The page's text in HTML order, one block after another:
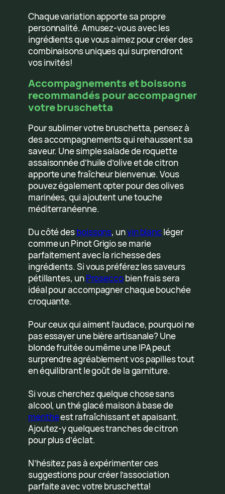
Chaque variation apporte sa propre
personnalité. Amusez-vous avec les
ingrédients que vous aimez pour créer des
combinaisons uniques qui surprendront
vos invités!
Accompagnements et boissons
recommandés pour accompagner
votre bruschetta
Pour sublimer votre bruschetta, pensez à
des accompagnements qui rehaussent sa
saveur. Une simple salade de roquette
assaisonnée d’huile d’olive et de citron
apporte une fraîcheur bienvenue. Vous
pouvez également opter pour des olives
marinées, qui ajoutent une touche
méditerranéenne.
Du côté desboissons, unvin blanc léger
comme un Pinot Grigio se marie
parfaitement avec la richesse des
ingrédients. Si vous préférez les saveurs
pétillantes, unProseccobien frais sera
idéal pour accompagner chaque bouchée
croquante.
Pour ceux qui aiment l’audace, pourquoi ne
pas essayer une bière artisanale? Une
blonde fruitée ou même une IPA peut
surprendre agréablement vos papilles tout
en équilibrant le goût de la garniture.
Si vous cherchez quelque chose sans
alcool, un thé glacé maison à base de
mentheest rafraîchissant et apaisant.
Ajoutez-y quelques tranches de citron
pour plus d’éclat.
N’hésitez pas à expérimenter ces
suggestions pour créer l’association
parfaite avec votre bruschetta!